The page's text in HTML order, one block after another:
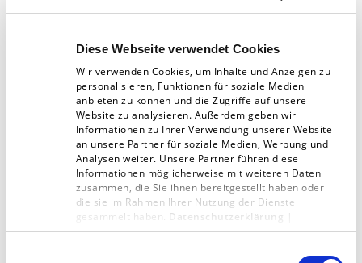
Diese Webseite verwendet Cookies
Wir verwenden Cookies, um Inhalte und Anzeigen zu
personalisieren, Funktionen für soziale Medien
anbieten zu können und die Zugriffe auf unsere
Website zu analysieren. Außerdem geben wir
Informationen zu Ihrer Verwendung unserer Website
an unsere Partner für soziale Medien, Werbung und
Analysen weiter. Unsere Partner führen diese
Informationen möglicherweise mit weiteren Daten
zusammen, die Sie ihnen bereitgestellt haben oder
die sie im Rahmen Ihrer Nutzung der Dienste
gesammelt haben. Datenschutzerklärung
Impressum
steht Flexibilität für die Anpassungsfähigkeit an
allgegenwärtig sind. Diese Dimensionen wirken
sich letztlich auch auf den beruflichen Kontext
aus. Doch der gesellschaftliche Druck, immer
flexibel zu sein, kann zu einem Gefühl der
Entwurzelung führen. Unternehmenskulturen,
die einen ausgewogenen Umgang mit
Flexibilität fördern und die individuellen